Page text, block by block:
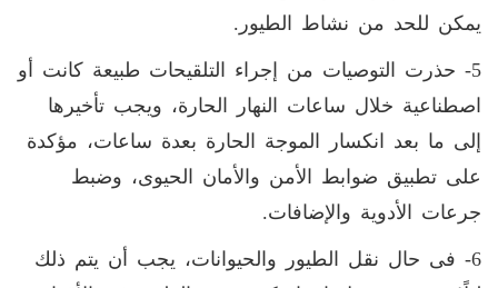
يمكن للحد من نشاط الطيور.
5- حذرت التوصيات من إجراء التلقيحات طبيعة كانت أو
اصطناعية خلال ساعات النهار الحارة، ويجب تأخيرها
إلى ما بعد انكسار الموجة الحارة بعدة ساعات، مؤكدة
على تطبيق ضوابط الأمن والأمان الحيوى، وضبط
جرعات الأدوية والإضافات.
6- فى حال نقل الطيور والحيوانات، يجب أن يتم ذلك